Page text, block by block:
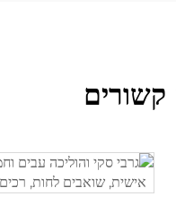
קשורים